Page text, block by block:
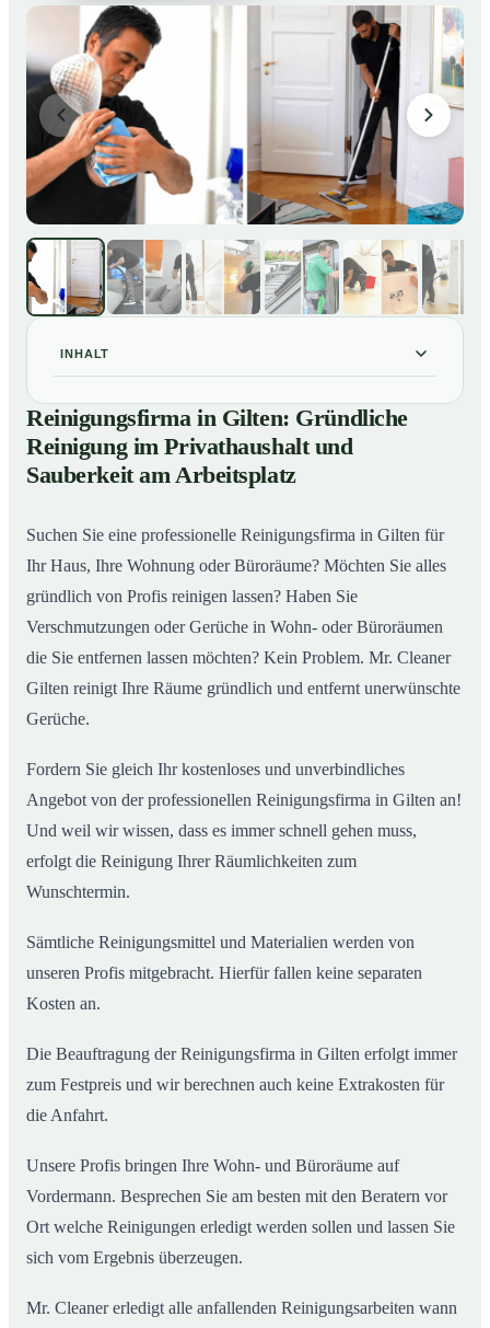
INHALT
01Reinigungsfirma in Gilten: Gründliche Reinigung im
Privathaushalt und Sauberkeit am Arbeitsplatz
02 So arbeitet eine Reinigungsfirma in Gilten
Reinigungsfirma in Gilten: Gründliche
Reinigung im Privathaushalt und
Sauberkeit am Arbeitsplatz
Suchen Sie eine professionelle Reinigungsfirma in Gilten für
Ihr Haus, Ihre Wohnung oder Büroräume? Möchten Sie alles
gründlich von Profis reinigen lassen? Haben Sie
Verschmutzungen oder Gerüche in Wohn- oder Büroräumen
die Sie entfernen lassen möchten? Kein Problem. Mr. Cleaner
Gilten reinigt Ihre Räume gründlich und entfernt unerwünschte
Gerüche.
Fordern Sie gleich Ihr kostenloses und unverbindliches
Angebot von der professionellen Reinigungsfirma in Gilten an!
Und weil wir wissen, dass es immer schnell gehen muss,
erfolgt die Reinigung Ihrer Räumlichkeiten zum
Wunschtermin.
Sämtliche Reinigungsmittel und Materialien werden von
unseren Profis mitgebracht. Hierfür fallen keine separaten
Kosten an.
Die Beauftragung der Reinigungsfirma in Gilten erfolgt immer
zum Festpreis und wir berechnen auch keine Extrakosten für
die Anfahrt.
Unsere Profis bringen Ihre Wohn- und Büroräume auf
Vordermann. Besprechen Sie am besten mit den Beratern vor
Ort welche Reinigungen erledigt werden sollen und lassen Sie
sich vom Ergebnis überzeugen.
Mr. Cleaner erledigt alle anfallenden Reinigungsarbeiten wann